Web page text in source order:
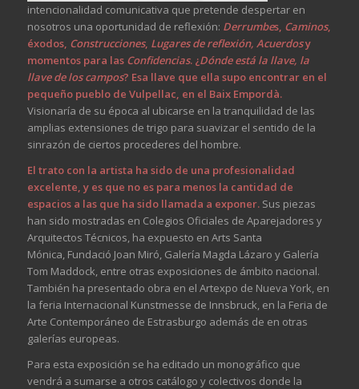
intencionalidad comunicativa que pretende despertar en
nosotros una oportunidad de reflexión: Derrumbes, Caminos,
éxodos, Construcciones, Lugares de reflexión, Acuerdosy
momentos para las Confidencias. ¿Dónde está la llave, la
llave de los campos? Esa llave que ella supo encontrar en el
pequeño pueblo de Vulpellac, en el Baix Empordà.
Visionaría de su época al ubicarse en la tranquilidad de las
amplias extensiones de trigo para suavizar el sentido de la
sinrazón de ciertos procederes del hombre.
El trato con la artista ha sido de una profesionalidad
excelente, y es que no es para menos la cantidad de
espacios a las que ha sido llamada a exponer. Sus piezas
han sido mostradas en Colegios Oficiales de Aparejadores y
Arquitectos Técnicos, ha expuesto en Arts Santa
Mónica, Fundació Joan Miró, Galería Magda Lázaro y Galería
Tom Maddock, entre otras exposiciones de ámbito nacional.
También ha presentado obra en el Artexpo de Nueva York, en
la feria Internacional Kunstmesse de Innsbruck, en la Feria de
Arte Contemporáneo de Estrasburgo además de en otras
galerías europeas.
Para esta exposición se ha editado un monográfico que
vendrá a sumarse a otros catálogo y colectivos donde la